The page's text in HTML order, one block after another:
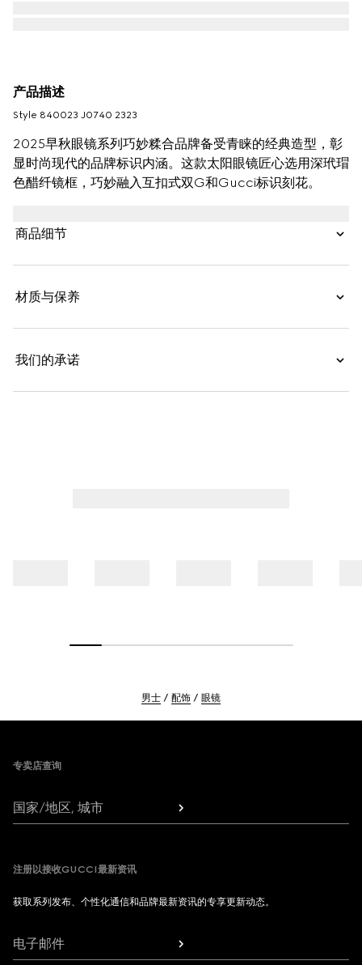
产品描述
Style ‎840023 J0740 2323
2025早秋眼镜系列巧妙糅合品牌备受青睐的经典造型，彰
显时尚现代的品牌标识内涵。这款太阳眼镜匠心选用深玳瑁
色醋纤镜框，巧妙融入互扣式双G和Gucci标识刻花。
商品细节
材质与保养
我们的承诺
男士 配饰 眼镜
专卖店查询
国家/地区, 城市
注册以接收GUCCI最新资讯
获取系列发布、个性化通信和品牌最新资讯的专享更新动态。
电子邮件